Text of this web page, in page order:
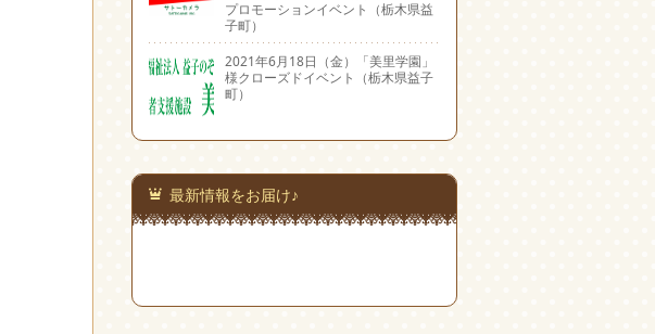
プロモーションイベント（栃木県益
子町）
2021年6月18日（金）「美里学園」
様クローズドイベント（栃木県益子
町）
最新情報をお届け♪